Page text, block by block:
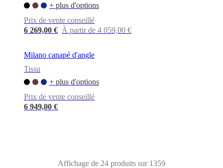
+ plus d'options
Prix de vente conseillé
6 269,00 € À partir de 4 059,00 €
Milano canapé d'angle
Tissu
+ plus d'options
Prix de vente conseillé
6 949,00 €
Affichage de 24 produits sur 1359